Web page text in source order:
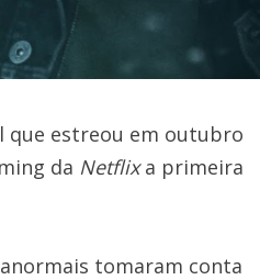
que estreou em outubro
da Netflixa primeira
tomaram conta